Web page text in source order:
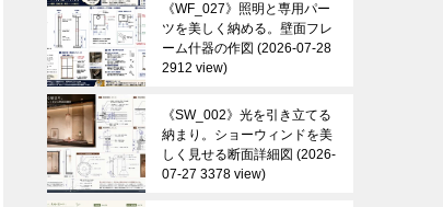
《WF_027》照明と専用パー
ツを美しく納める。壁面フレ
ーム什器の作図
2026-07-28
2912 view
《SW_002》光を引き立てる
納まり。ショーウィンドを美
しく見せる断面詳細図
2026-
07-27 3378 view